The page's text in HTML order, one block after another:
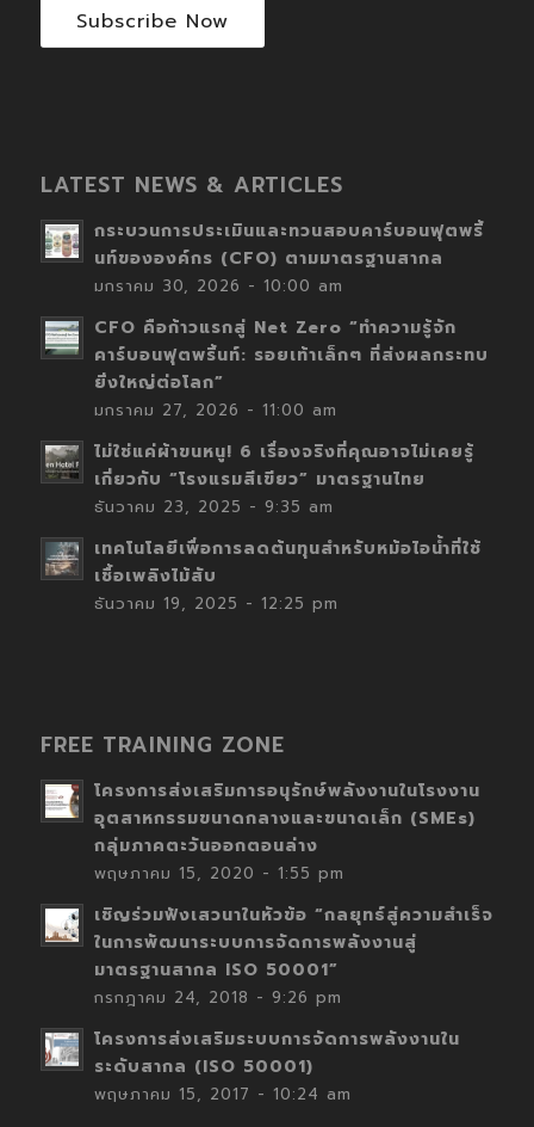
Subscribe Now
LATEST NEWS & ARTICLES
กระบวนการประเมินและทวนสอบคาร์บอนฟุตพริ้
นท์ขององค์กร (CFO) ตามมาตรฐานสากล
มกราคม 30, 2026 - 10:00 am
CFO คือก้าวแรกสู่ Net Zero “ทำความรู้จัก
คาร์บอนฟุตพริ้นท์: รอยเท้าเล็กๆ ที่ส่งผลกระทบ
ยิ่งใหญ่ต่อโลก”
มกราคม 27, 2026 - 11:00 am
ไม่ใช่แค่ผ้าขนหนู! 6 เรื่องจริงที่คุณอาจไม่เคยรู้
เกี่ยวกับ “โรงแรมสีเขียว” มาตรฐานไทย
ธันวาคม 23, 2025 - 9:35 am
เทคโนโลยีเพื่อการลดต้นทุนสำหรับหม้อไอน้ำที่ใช้
เชื้อเพลิงไม้สับ
ธันวาคม 19, 2025 - 12:25 pm
FREE TRAINING ZONE
โครงการส่งเสริมการอนุรักษ์พลังงานในโรงงาน
อุตสาหกรรมขนาดกลางและขนาดเล็ก (SMEs)
กลุ่มภาคตะวันออกตอนล่าง
พฤษภาคม 15, 2020 - 1:55 pm
เชิญร่วมฟังเสวนาในหัวข้อ “กลยุทธ์สู่ความสำเร็จ
ในการพัฒนาระบบการจัดการพลังงานสู่
มาตรฐานสากล ISO 50001”
กรกฎาคม 24, 2018 - 9:26 pm
โครงการส่งเสริมระบบการจัดการพลังงานใน
ระดับสากล (ISO 50001)
พฤษภาคม 15, 2017 - 10:24 am